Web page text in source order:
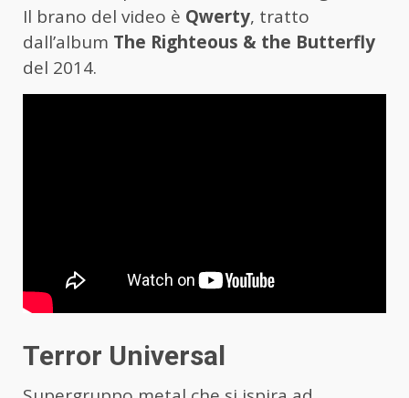
Il brano del video è Qwerty, tratto
dall’album The Righteous & the Butterfly
del 2014.
Terror Universal